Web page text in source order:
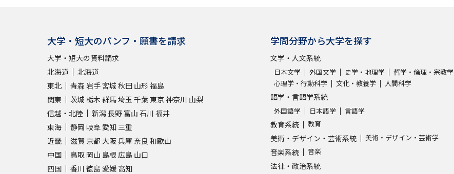
大学・短大のパンフ・願書を請求
大学・短大の資料請求
北海道
北海道
東北
青森 岩手 宮城 秋田 山形 福島
関東
茨城 栃木 群馬埼玉 千葉東京神奈川 山梨
信越・北陸
新潟長野 富山 石川 福井
東海
静岡 岐阜 愛知 三重
近畿
滋賀 京都 大阪兵庫奈良 和歌山
中国
鳥取 岡山 島根 広島 山口
四国
香川 徳島 愛媛 高知
学問分野から大学を探す
文学・人文系統
日本文学 外国文学 史学・地理学
哲学・倫理・宗教学
心理学・行動科学
文化・教養学 人間科学
語学・言語学系統
外国語学 日本語学 言語学
教育系統 教育
美術・デザイン・芸術系統 美術・デザイン・芸術学
音楽系統 音楽
法律・政治系統